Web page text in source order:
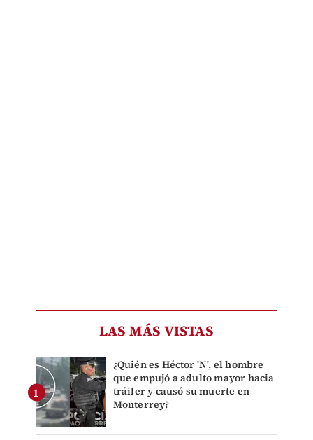
LAS MÁS VISTAS
¿Quién es Héctor 'N', el hombre
que empujó a adulto mayor hacia
tráiler y causó su muerte en
Monterrey?